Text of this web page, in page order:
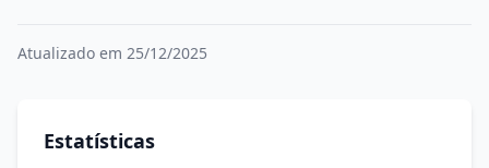
Atualizado em 25/12/2025
Estatísticas